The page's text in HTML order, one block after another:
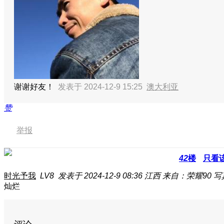
谢谢好友！ 发表于 2024-12-9 15:25 澳大利亚
赞
举报
42楼 只看
时光予我 LV8 发表于 2024-12-9 08:36 江西 来自：荣耀90 写
灿烂